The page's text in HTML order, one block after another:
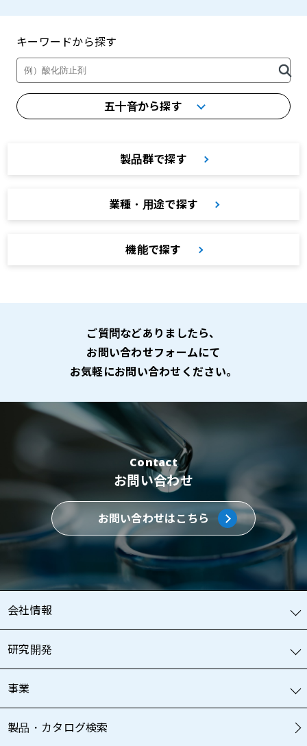
キーワードから探す
五十音から探す
製品群で探す
業種・用途で探す
機能で探す
ご質問などありましたら、
お問い合わせフォームにて
お気軽にお問い合わせください。
Contact
お問い合わせ
お問い合わせはこちら
会社情報
研究開発
事業
製品・カタログ検索